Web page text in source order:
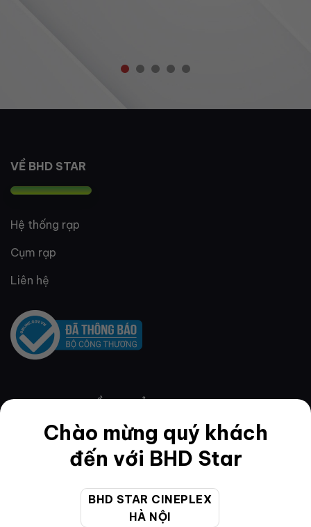
Chào mừng quý khách
đến với BHD Star
BHD STAR CINEPLEX
HÀ NỘI
VỀ BHD STAR
Hệ thống rạp
Cụm rạp
Liên hệ
QUY ĐỊNH & ĐIỀU KHOẢN
Quy định thành viên
Hướng dẫn đặt vé trực tuyến